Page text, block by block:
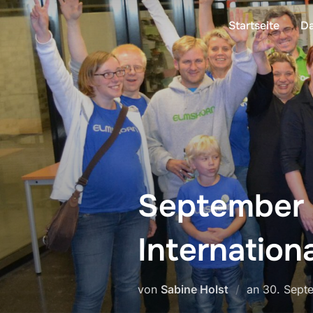
Zum
springen
Startseite
September
von Sabine Holst an
am
30.